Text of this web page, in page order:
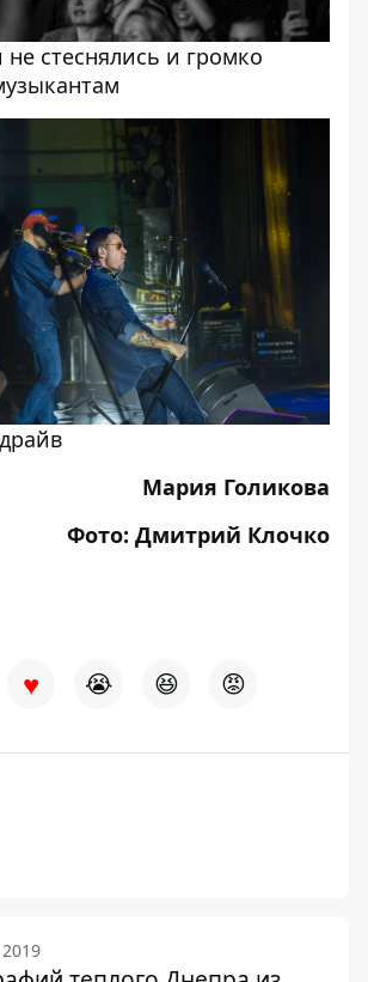
стеснялись и громко
Мария Голикова
Фото: Дмитрий Клочко
♥ 😭 😆 😡